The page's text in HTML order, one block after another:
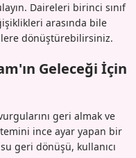
Daireleri birinci sınıf
arasında bile
dönüştürebilirsiniz.
Geleceği İçin
geri almak ve
ince ayar yapan bir
geri dönüşü, kullanıcı